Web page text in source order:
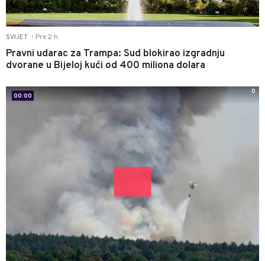
SVIJET Pre 2 h
Pravni udarac za Trampa: Sud blokirao izgradnju
dvorane u Bijeloj kući od 400 miliona dolara
00:00
0